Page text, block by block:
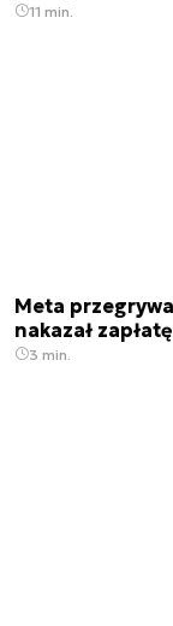
11 min.
Meta
nakazał
3 min.